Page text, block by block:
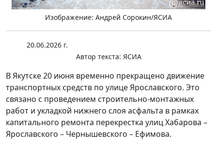
Изображение: Андрей Сорокин/ЯСИА
20.06.2026 г.
Автор текста: ЯСИА
В Якутске 20 июня временно прекращено движение
транспортных средств по улице Ярославского. Это
связано с проведением строительно-монтажных
работ и укладкой нижнего слоя асфальта в рамках
капитального ремонта перекрестка улиц Хабарова –
Ярославского – Чернышевского – Ефимова.